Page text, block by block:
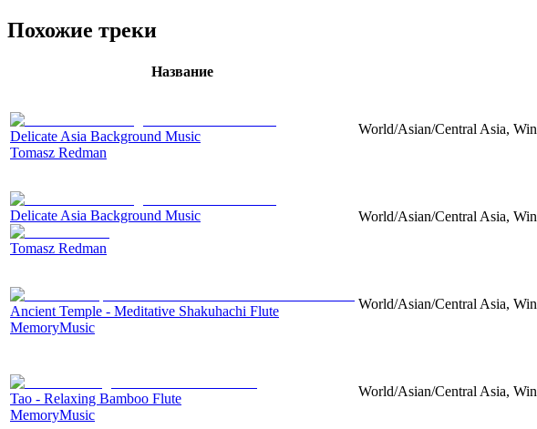
Похожие треки
Название
Delicate Asia Background Music
Tomasz Redman
World/Asian/Central Asia,
Delicate Asia Background Music
Tomasz Redman
World/Asian/Central Asia,
Ancient Temple - Meditative Shakuhachi Flute
MemoryMusic
World/Asian/Central Asia,
Tao - Relaxing Bamboo Flute
MemoryMusic
World/Asian/Central Asia,